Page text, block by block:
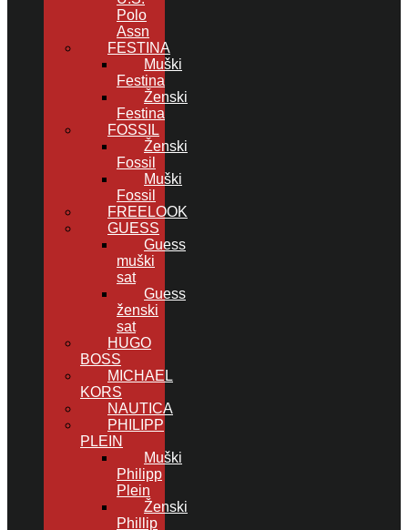
Polo
Assn
FESTINA
Muški
Festina
Ženski
Festina
FOSSIL
Ženski
Fossil
Muški
Fossil
FREELOOK
GUESS
Guess
muški
sat
Guess
ženski
sat
HUGO
BOSS
MICHAEL
KORS
NAUTICA
PHILIPP
PLEIN
Muški
Philipp
Plein
Ženski
Phillip